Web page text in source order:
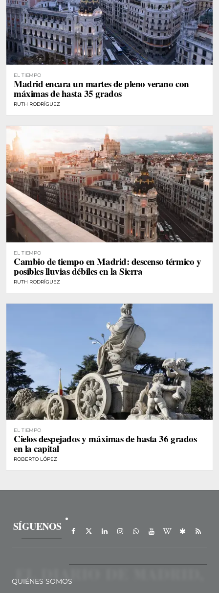
EL TIEMPO
Madrid encara un martes de pleno verano con
máximas de hasta 35 grados
RUTH RODRÍGUEZ
EL TIEMPO
Cambio de tiempo en Madrid: descenso térmico y
posibles lluvias débiles en la Sierra
RUTH RODRÍGUEZ
EL TIEMPO
Cielos despejados y máximas de hasta 36 grados
en la capital
ROBERTO LÓPEZ
SÍGUENOS
QUIÉNES SOMOS